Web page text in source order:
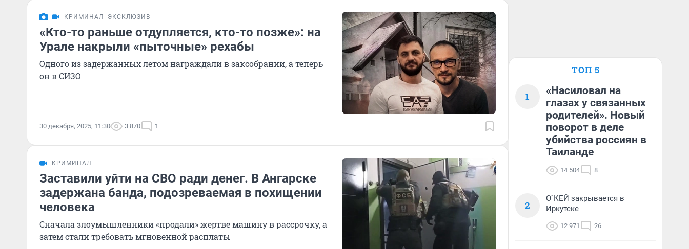
КРИМИНАЛ ЭКСКЛЮЗИВ
«Кто-то раньше отдупляется, кто-то позже»: на
Урале накрыли «пыточные» рехабы
Одного из задержанных летом награждали в заксобрании, а теперь
он в СИЗО
30 декабря, 2025, 11:30 3 870 1
КРИМИНАЛ
Заставили уйти на СВО ради денег. В Ангарске
задержана банда, подозреваемая в похищении
человека
Сначала злоумышленники «продали» жертве машину в рассрочку, а
затем стали требовать мгновенной расплаты
ТОП 5
1
«Насиловал на
глазах у связанных
родителей». Новый
поворот в деле
убийства россиян в
Таиланде
14 504 8
2
О`КЕЙ закрывается в
Иркутске
12 971 26